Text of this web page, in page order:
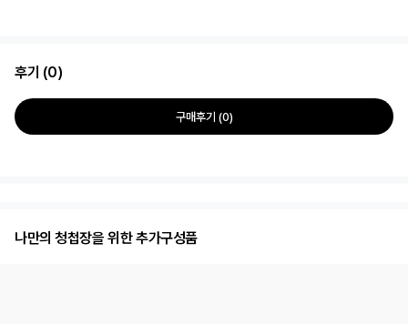
후기 (0)
구매후기 (0)
나만의 청첩장을 위한 추가구성품